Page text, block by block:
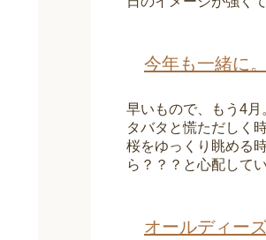
今年も一緒に。
早いもので、もう4
タバタと慌ただしく
桜をゆっくり眺める
ら？？？と心配して
オールディー